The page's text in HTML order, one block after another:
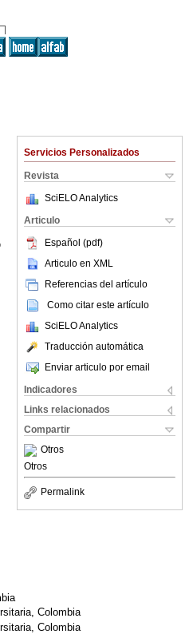
Servicios Personalizados
Revista
SciELO Analytics
Articulo
Español (pdf)
Articulo en XML
Referencias del artículo
Como citar este artículo
SciELO Analytics
Traducción automática
Enviar articulo por email
Indicadores
Links relacionados
Compartir
Otros
Otros
Permalink
Colombia
Colombia